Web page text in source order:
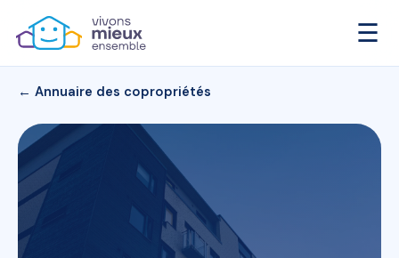
☰
← Annuaire des copropriétés